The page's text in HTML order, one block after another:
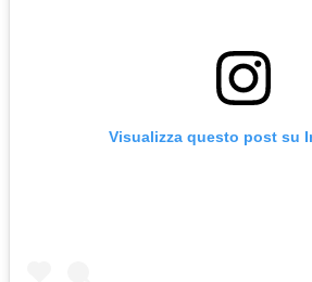
Visualizza questo post su